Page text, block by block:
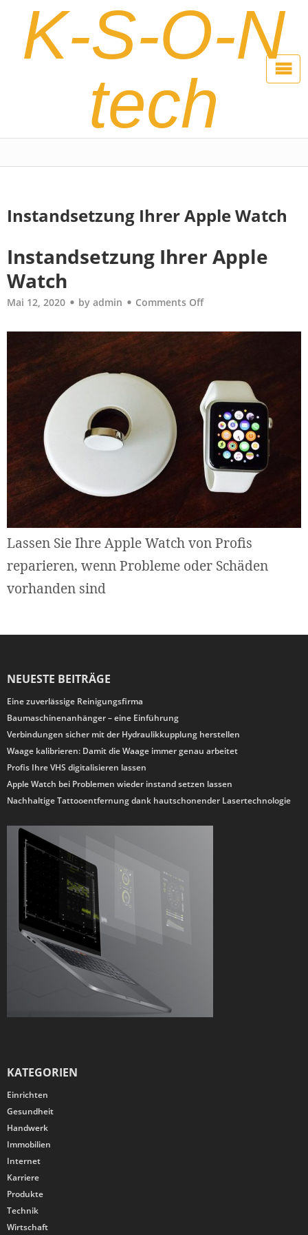
K-S-O-N
tech
Instandsetzung Ihrer Apple Watch
Instandsetzung Ihrer Apple
Watch
Mai 12, 2020 by admin Comments Off
Lassen Sie Ihre Apple Watch von Profis
reparieren, wenn Probleme oder Schäden
vorhanden sind
NEUESTE BEITRÄGE
Eine zuverlässige Reinigungsfirma
Baumaschinenanhänger – eine Einführung
Verbindungen sicher mit der Hydraulikkupplung herstellen
Waage kalibrieren: Damit die Waage immer genau arbeitet
Profis Ihre VHS digitalisieren lassen
Apple Watch bei Problemen wieder instand setzen lassen
Nachhaltige Tattooentfernung dank hautschonender Lasertechnologie
KATEGORIEN
Einrichten
Gesundheit
Handwerk
Immobilien
Internet
Karriere
Produkte
Technik
Wirtschaft